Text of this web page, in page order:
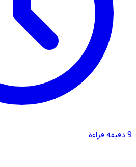
9 دقيقة قراءة